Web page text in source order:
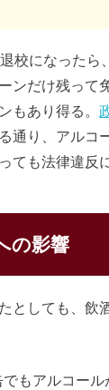
校になったら
ンだけ残って
もあり得る。
通り、アルコ
ても法律違反
の影響
としても、飲
もアルコー